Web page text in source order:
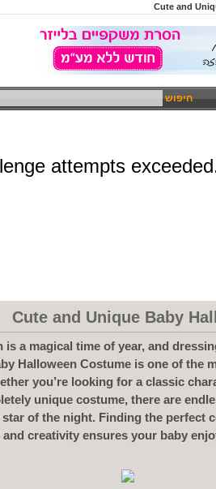
Cute and
חיפוש
Cute and Unique Baby
is a magical time of year, and
Halloween Costume is one of the
you’re looking for a classic
unique costume, there are
star of the night. Finding the perfect
creativity ensures your baby